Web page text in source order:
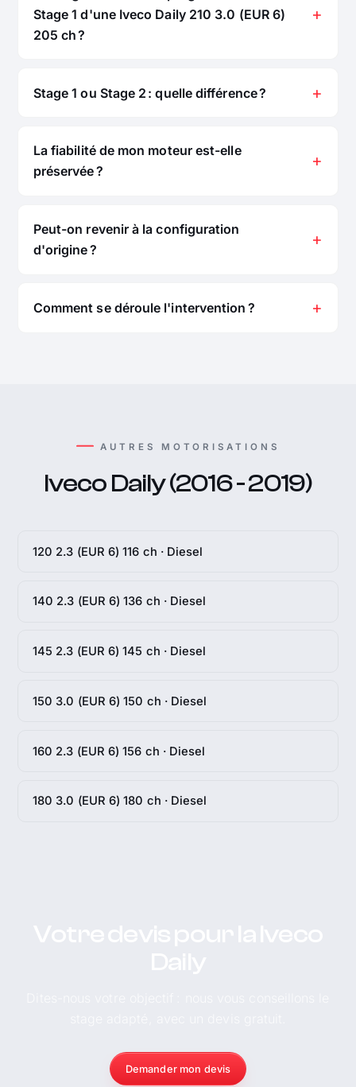
Stage 1 d'une Iveco Daily 210 3.0 (EUR 6)
205 ch ?
Stage 1 ou Stage 2 : quelle différence ?
La fiabilité de mon moteur est-elle
préservée ?
Peut-on revenir à la configuration
d'origine ?
Comment se déroule l'intervention ?
AUTRES MOTORISATIONS
Iveco Daily (2016 - 2019)
120 2.3 (EUR 6) 116 ch · Diesel
140 2.3 (EUR 6) 136 ch · Diesel
145 2.3 (EUR 6) 145 ch · Diesel
150 3.0 (EUR 6) 150 ch · Diesel
160 2.3 (EUR 6) 156 ch · Diesel
180 3.0 (EUR 6) 180 ch · Diesel
Demander mon devis